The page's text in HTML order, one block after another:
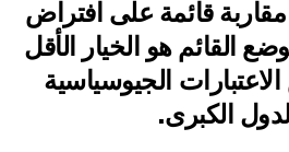
قائمة على افتراض
القائم هو الخيار الأقل
الجيوسياسية
الكبرى.